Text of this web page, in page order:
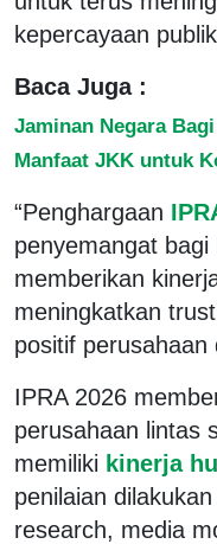
kepercayaan
Baca Juga :
Jaminan Negara
Manfaat JKK untuk
“Penghargaan
penyemangat
memberikan
meningkatkan
positif perusahaan
IPRA 2026
perusahaan lintas
memiliki kinerja
penilaian
research, media